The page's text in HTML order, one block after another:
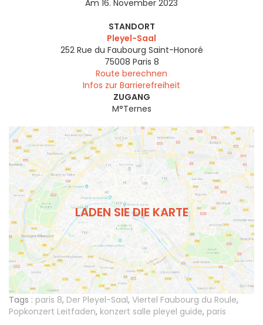
Am 16. November 2023
STANDORT
Pleyel-Saal
252 Rue du Faubourg Saint-Honoré
75008 Paris 8
Route berechnen
Infos zur Barrierefreiheit
ZUGANG
M°Ternes
LADEN SIE DIE KARTE
Tags : paris 8, Der Pleyel-Saal, Viertel Faubourg du Roule,
Popkonzert Leitfaden, konzert salle pleyel guide, paris